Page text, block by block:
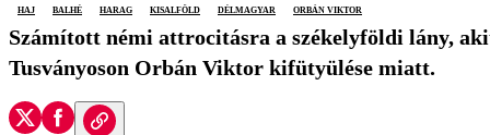
haj
balhé harag Kisalföld Délmagyar Orbán Viktor
Számított némi attrocitásra a székelyföldi lány,
Tusványoson Orbán Viktor kifütyülése miatt.